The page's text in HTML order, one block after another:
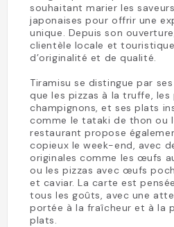
souhaitant marier les
japonaises pour offrir une
unique. Depuis son
clientèle locale et
d’originalité et de qualité.
Tiramisu se distingue par
que les pizzas à la truffe, les
champignons, et ses plats
comme le tataki de thon ou
restaurant propose
copieux le week-end, avec
originales comme les œufs
ou les pizzas avec œufs
et caviar. La carte est
tous les goûts, avec une
portée à la fraîcheur et à la
plats.